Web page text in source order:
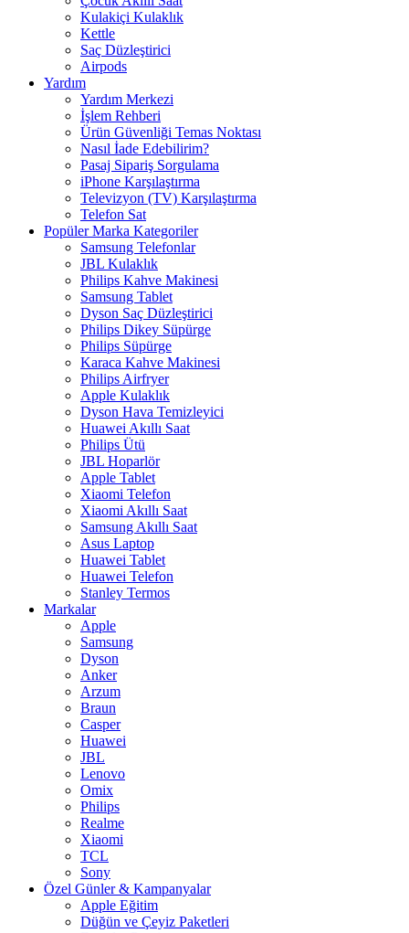
Kulakiçi Kulaklık
Kettle
Saç Düzleştirici
Airpods
Yardım
Yardım Merkezi
İşlem Rehberi
Ürün Güvenliği Temas Noktası
Nasıl İade Edebilirim?
Pasaj Sipariş Sorgulama
iPhone Karşılaştırma
Televizyon (TV) Karşılaştırma
Telefon Sat
Popüler Marka Kategoriler
Samsung Telefonlar
JBL Kulaklık
Philips Kahve Makinesi
Samsung Tablet
Dyson Saç Düzleştirici
Philips Dikey Süpürge
Philips Süpürge
Karaca Kahve Makinesi
Philips Airfryer
Apple Kulaklık
Dyson Hava Temizleyici
Huawei Akıllı Saat
Philips Ütü
JBL Hoparlör
Apple Tablet
Xiaomi Telefon
Xiaomi Akıllı Saat
Samsung Akıllı Saat
Asus Laptop
Huawei Tablet
Huawei Telefon
Stanley Termos
Markalar
Apple
Samsung
Dyson
Anker
Arzum
Braun
Casper
Huawei
JBL
Lenovo
Omix
Philips
Realme
Xiaomi
TCL
Sony
Özel Günler & Kampanyalar
Apple Eğitim
Düğün ve Çeyiz Paketleri